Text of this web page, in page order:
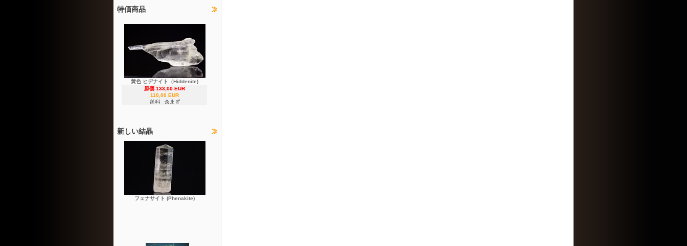
特価商品
黄色 ヒデナイト（Hiddenite)
原価 133,00 EUR
110,00 EUR
新しい結晶
フェナサイト (Phenakite)